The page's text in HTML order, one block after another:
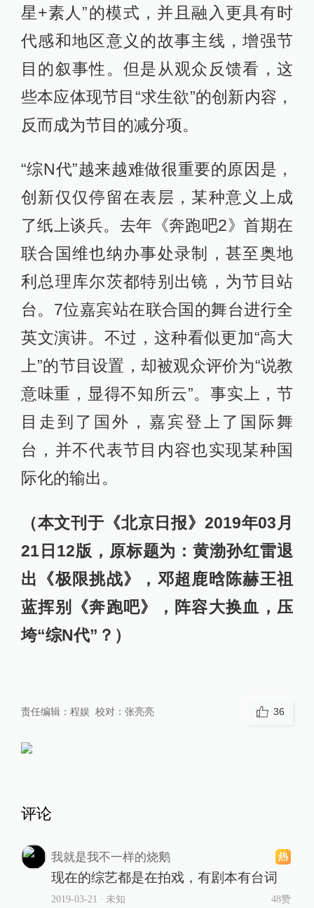
星+素人”的模式，并且融入更具有时
代感和地区意义的故事主线，增强节
目的叙事性。但是从观众反馈看，这
些本应体现节目“求生欲”的创新内容，
反而成为节目的减分项。
“综N代”越来越难做很重要的原因是，
创新仅仅停留在表层，某种意义上成
了纸上谈兵。去年《奔跑吧2》首期在
联合国维也纳办事处录制，甚至奥地
利总理库尔茨都特别出镜，为节目站
台。7位嘉宾站在联合国的舞台进行全
英文演讲。不过，这种看似更加“高大
上”的节目设置，却被观众评价为“说教
意味重，显得不知所云”。事实上，节
目走到了国外，嘉宾登上了国际舞
台，并不代表节目内容也实现某种国
际化的输出。
（本文刊于《北京日报》2019年03月
21日12版，原标题为：黄渤孙红雷退
出《极限挑战》，邓超鹿晗陈赫王祖
蓝挥别《奔跑吧》，阵容大换血，压
垮“综N代”？）
责任编辑： 程娱 校对： 张亮亮 36
评论
我就是我不一样的烧鹅
现在的综艺都是在拍戏，有剧本有台词
2019-03-21 ∙ 未知 48赞